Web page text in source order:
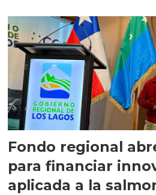
Fondo regional
para financiar
aplicada a la